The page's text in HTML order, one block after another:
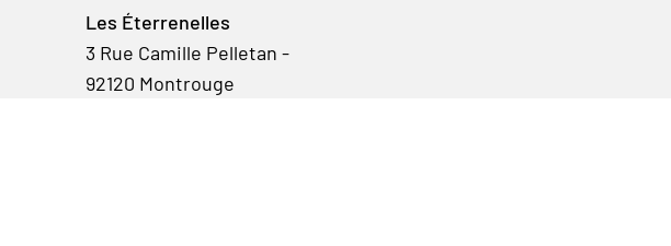
Les Éterrenelles
3 Rue Camille Pelletan -
92120 Montrouge